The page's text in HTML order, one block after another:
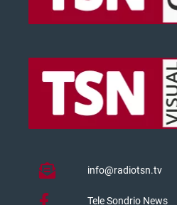
info@radiotsn.tv
Tele Sondrio News